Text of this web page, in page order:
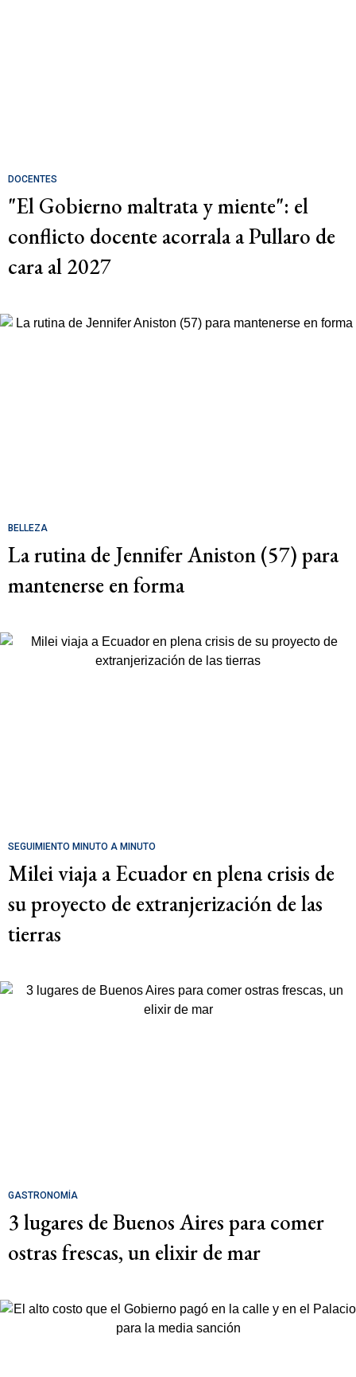
DOCENTES
"El Gobierno maltrata y miente": el
conflicto docente acorrala a Pullaro de
cara al 2027
BELLEZA
La rutina de Jennifer Aniston (57) para
mantenerse en forma
SEGUIMIENTO MINUTO A MINUTO
Milei viaja a Ecuador en plena crisis de
su proyecto de extranjerización de las
tierras
GASTRONOMÍA
3 lugares de Buenos Aires para comer
ostras frescas, un elixir de mar